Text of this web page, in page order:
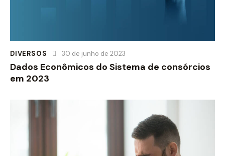
DIVERSOS 30 de junho de 2023
Dados Econômicos do Sistema de consórcios
em 2023